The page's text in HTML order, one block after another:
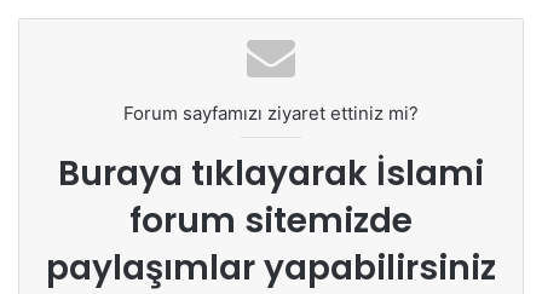
Forum sayfamızı ziyaret ettiniz mi?
Buraya tıklayarak İslami
forum sitemizde
paylaşımlar yapabilirsiniz